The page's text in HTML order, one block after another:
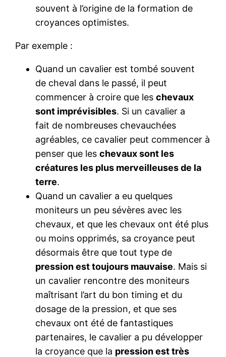
souvent à l’origine de la formation de
croyances optimistes.
Par exemple :
Quand un cavalier est tombé souvent
de cheval dans le passé, il peut
commencer à croire que leschevaux
sont imprévisibles. Si un cavalier a
fait de nombreuses chevauchées
agréables, ce cavalier peut commencer à
penser que leschevaux sont les
créatures les plus merveilleuses de la
terre.
Quand un cavalier a eu quelques
moniteurs un peu sévères avec les
chevaux, et que les chevaux ont été plus
ou moins opprimés, sa croyance peut
désormais être que tout type de
pression est toujours mauvaise. Mais si
un cavalier rencontre des moniteurs
maîtrisant l’art du bon timing et du
dosage de la pression, et que ses
chevaux ont été de fantastiques
partenaires, le cavalier a pu développer
la croyance que la pression est très